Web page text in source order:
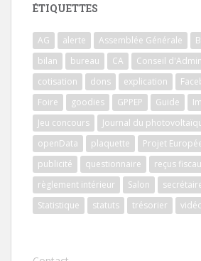
ÉTIQUETTES
AG alerte Assemblée Générale
bilan
bureau CA Conseil
cotisation
dons explication
Foire
goodies GPPEP Guide
Jeu concours
Journal du
openData
plaquette Projet
publicité
questionnaire
reçus
règlement intérieur
Salon
Statistique
statuts trésorier